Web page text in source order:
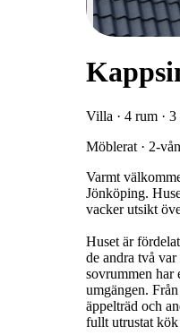
Villa · 4 rum · 3
Möblerat · 2-
Varmt
Jönköping.
vacker utsikt
Huset är
de andra två
sovrummen har
umgängen.
äppelträd och
fullt utrustat